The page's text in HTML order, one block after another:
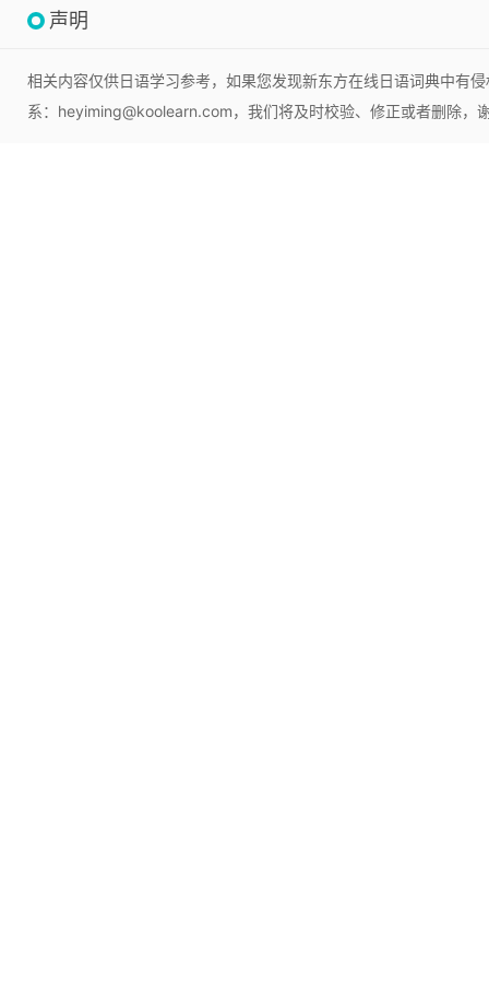
声明
相关内容仅供日语学习参考，如果您发现新东方在线日语词典中有
系：heyiming@koolearn.com，我们将及时校验、修正或者删除，